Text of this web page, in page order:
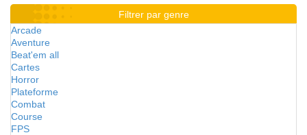
Filtrer par genre
Arcade
Aventure
Beat'em all
Cartes
Horror
Plateforme
Combat
Course
FPS